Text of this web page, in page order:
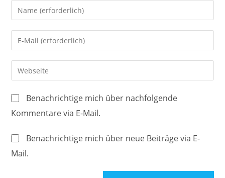
Gib
deinen
Namen
oder
Benutzernamen
zum
ein
Gib
deine
E-
Mail-
zum
Kommentieren
Gib
deine
Website-
URL
ein
Benachrichtige mich über nachfolgende
Kommentare via E-Mail.
Benachrichtige mich über neue Beiträge via E-
Mail.